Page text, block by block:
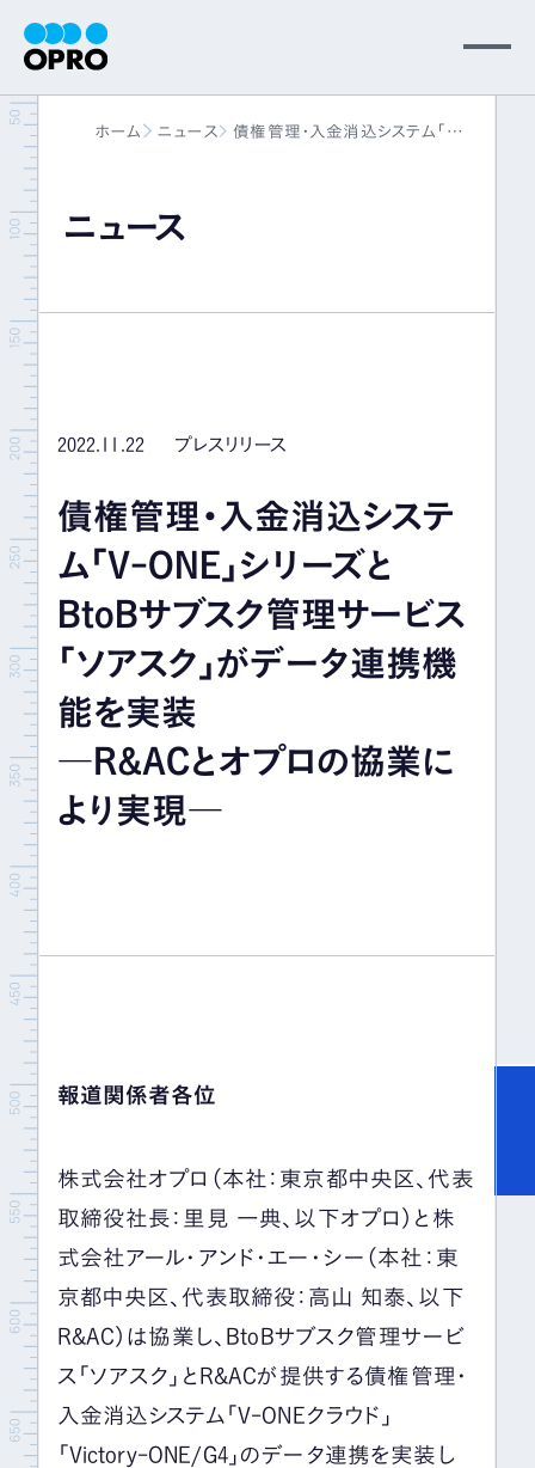
会社情報
事業内容
ニュース
パートナー
サポート
イベント＆セミナー
IR情報
採用情報
お問い合わせ
ホーム ニュース
債権管理・入金消込システム「V-
ニュース
2022.11.22 プレスリリース
債権管理・入金消込システ
ム「V-ONE」シリーズと
BtoBサブスク管理サービス
「ソアスク」がデータ連携機
能を実装
―R&ACとオプロの協業に
より実現―
報道関係者各位
株式会社オプロ（本社：東京都中央区、代表
取締役社長：里見 一典、以下オプロ）と株
式会社アール・アンド・エー・シー（本社：東
京都中央区、代表取締役：高山 知泰、以下
R&AC）は協業し、BtoBサブスク管理サービ
ス「ソアスク」とR&ACが提供する債権管理・
入金消込システム「V-ONEクラウド」
「Victory-ONE/G4」のデータ連携を実装し